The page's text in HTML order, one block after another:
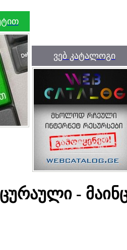
ვებ კატალოგი
-